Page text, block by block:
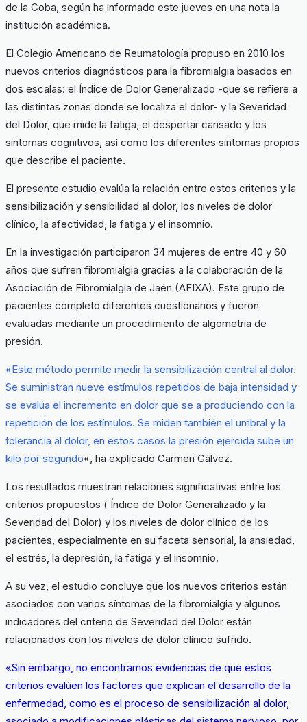
de la Coba, según ha informado este jueves en una nota la
institución académica.
El Colegio Americano de Reumatología propuso en 2010 los
nuevos criterios diagnósticos para la fibromialgia basados en
dos escalas: el Índice de Dolor Generalizado -que se refiere a
las distintas zonas donde se localiza el dolor- y la Severidad
del Dolor, que mide la fatiga, el despertar cansado y los
síntomas cognitivos, así como los diferentes síntomas propios
que describe el paciente.
El presente estudio evalúa la relación entre estos criterios y la
sensibilización y sensibilidad al dolor, los niveles de dolor
clínico, la afectividad, la fatiga y el insomnio.
En la investigación participaron 34 mujeres de entre 40 y 60
años que sufren fibromialgia gracias a la colaboración de la
Asociación de Fibromialgia de Jaén (AFIXA). Este grupo de
pacientes completó diferentes cuestionarios y fueron
evaluadas mediante un procedimiento de algometría de
presión.
«Este método permite medir la sensibilización central al dolor.
Se suministran nueve estímulos repetidos de baja intensidad y
se evalúa el incremento en dolor que se a produciendo con la
repetición de los estímulos. Se miden también el umbral y la
tolerancia al dolor, en estos casos la presión ejercida sube un
kilo por segundo«, ha explicado Carmen Gálvez.
Los resultados muestran relaciones significativas entre los
criterios propuestos ( Índice de Dolor Generalizado y la
Severidad del Dolor) y los niveles de dolor clínico de los
pacientes, especialmente en su faceta sensorial, la ansiedad,
el estrés, la depresión, la fatiga y el insomnio.
A su vez, el estudio concluye que los nuevos criterios están
asociados con varios síntomas de la fibromialgia y algunos
indicadores del criterio de Severidad del Dolor están
relacionados con los niveles de dolor clínico sufrido.
«Sin embargo, no encontramos evidencias de que estos
criterios evalúen los factores que explican el desarrollo de la
enfermedad, como es el proceso de sensibilización al dolor,